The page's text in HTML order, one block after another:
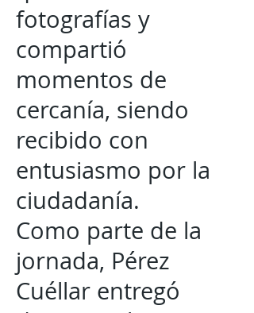
fotografías y
compartió
momentos de
cercanía, siendo
recibido con
entusiasmo por la
ciudadanía.
Como parte de la
jornada, Pérez
Cuéllar entregó